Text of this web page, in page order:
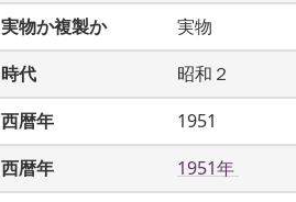
実物か複製か
実物
時代
昭和２
西暦年
1951
西暦年
1951年